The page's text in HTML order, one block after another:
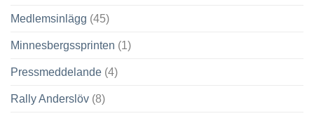
Medlemsinlägg (45)
Minnesbergssprinten (1)
Pressmeddelande (4)
Rally Anderslöv (8)